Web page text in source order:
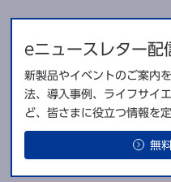
eニュースレター配
新製品やイベントのご案内
法、導入事例、ライフサイ
ど、皆さまに役立つ情報を
無